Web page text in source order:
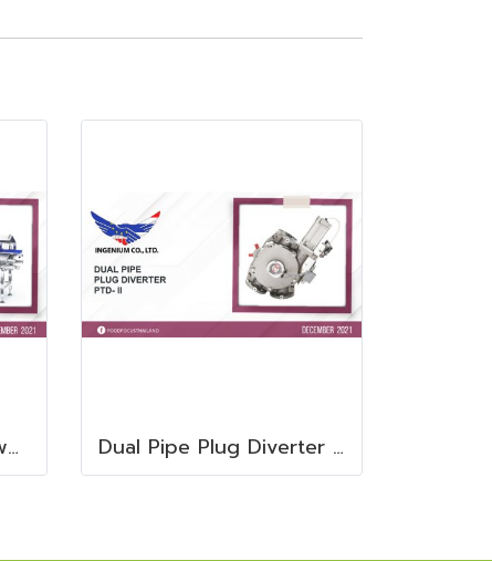
C33 PlusLine Washdown Checkweigher Dual Pipe Plug Diverter PTD- II